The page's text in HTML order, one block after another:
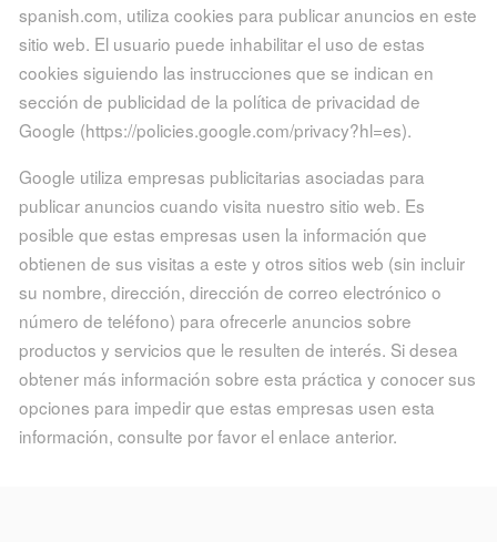
spanish.com, utiliza cookies para publicar anuncios en este
sitio web. El usuario puede inhabilitar el uso de estas
cookies siguiendo las instrucciones que se indican en
sección de publicidad de la política de privacidad de
Google (https://policies.google.com/privacy?hl=es).
Google utiliza empresas publicitarias asociadas para
publicar anuncios cuando visita nuestro sitio web. Es
posible que estas empresas usen la información que
obtienen de sus visitas a este y otros sitios web (sin incluir
su nombre, dirección, dirección de correo electrónico o
número de teléfono) para ofrecerle anuncios sobre
productos y servicios que le resulten de interés. Si desea
obtener más información sobre esta práctica y conocer sus
opciones para impedir que estas empresas usen esta
información, consulte por favor el enlace anterior.